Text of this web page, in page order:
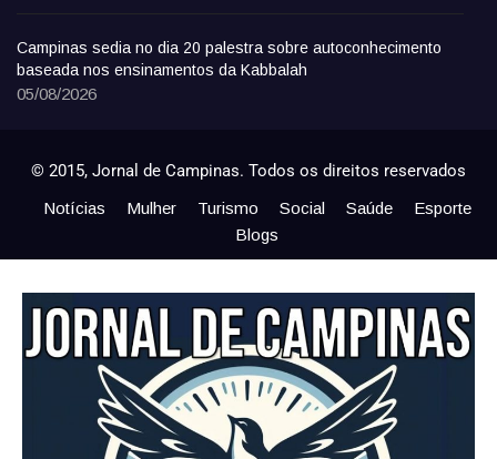
Campinas sedia no dia 20 palestra sobre autoconhecimento
baseada nos ensinamentos da Kabbalah
05/08/2026
© 2015, Jornal de Campinas. Todos os direitos reservados
Notícias Mulher Turismo Social Saúde
Esporte
Blogs